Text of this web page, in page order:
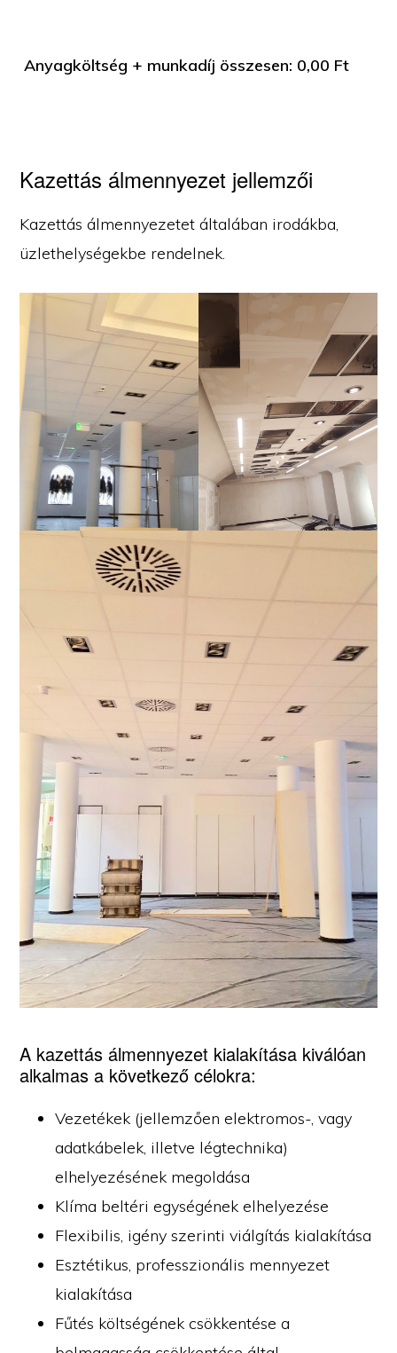
Anyagköltség + munkadíj összesen: 0,00 Ft
Kazettás álmennyezet jellemzői
Kazettás álmennyezetet általában irodákba,
üzlethelységekbe rendelnek.
A kazettás álmennyezet kialakítása kiválóan
alkalmas a következő célokra:
Vezetékek (jellemzően elektromos-, vagy
adatkábelek, illetve légtechnika)
elhelyezésének megoldása
Klíma beltéri egységének elhelyezése
Flexibilis, igény szerinti viálgítás kialakítása
Esztétikus, professzionális mennyezet
kialakítása
Fűtés költségének csökkentése a